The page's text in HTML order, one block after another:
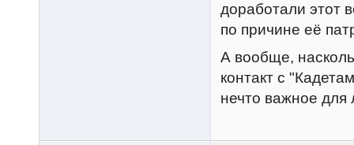
доработали этот
по причине её
А вообще,
контакт с
нечто важное